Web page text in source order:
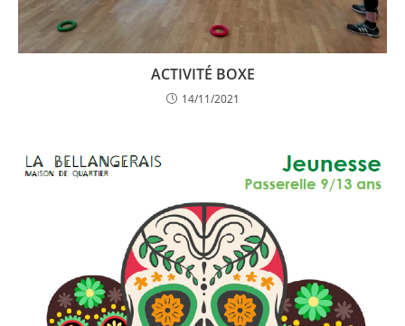
ACTIVITÉ BOXE
14/11/2021